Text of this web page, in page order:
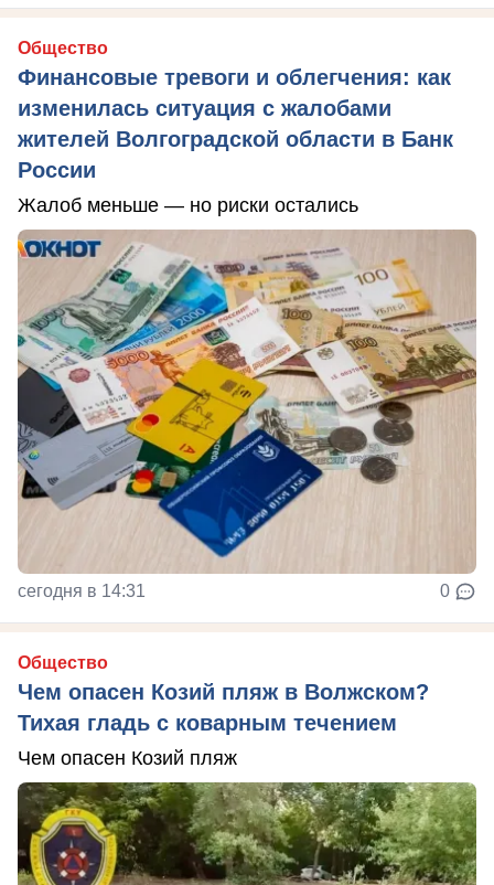
Общество
Финансовые тревоги и облегчения: как
изменилась ситуация с жалобами
жителей Волгоградской области в Банк
России
Жалоб меньше — но риски остались
сегодня в 14:31 0
Общество
Чем опасен Козий пляж в Волжском?
Тихая гладь с коварным течением
Чем опасен Козий пляж